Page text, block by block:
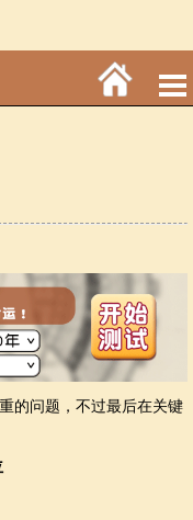
的问题，不过最后在关键